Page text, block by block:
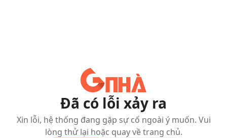
Đã có lỗi xảy ra
Xin lỗi, hệ thống đang gặp sự cố ngoài ý muốn. Vui
lòng thử lại hoặc quay về trang chủ.